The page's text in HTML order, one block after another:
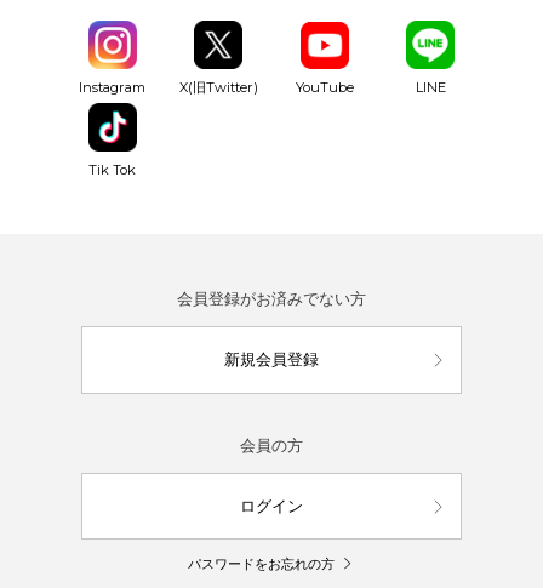
Instagram X(旧Twitter) YouTube LINE
Tik Tok
会員登録がお済みでない方
新規会員登録
会員の方
ログイン
パスワードをお忘れの方